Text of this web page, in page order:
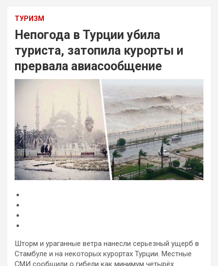
ТУРИЗМ
Непогода в Турции убила
туриста, затопила курорты и
прервала авиасообщение
Шторм и ураганные ветра нанесли серьезный ущерб в
Стамбуле и на некоторых курортах Турции. Местные
СМИ сообщили о гибели как минимум четырёх